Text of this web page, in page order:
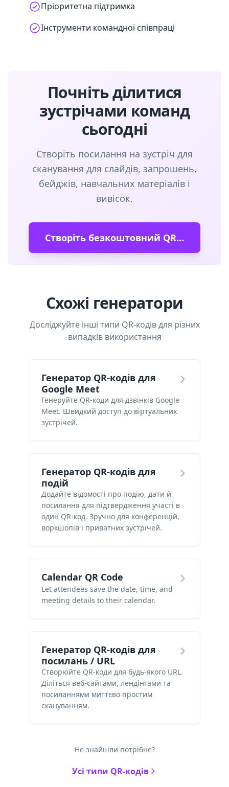
Пріоритетна підтримка
Інструменти командної співпраці
Почніть ділитися
зустрічами команд
сьогодні
Створіть посилання на зустріч для
сканування для слайдів, запрошень,
бейджів, навчальних матеріалів і
вивісок.
Створіть безкоштовний QR-код
Схожі генератори
Досліджуйте інші типи QR-кодів для різних
випадків використання
Генератор QR-кодів для
Google Meet
Генеруйте QR-коди для дзвінків Google
Meet. Швидкий доступ до віртуальних
зустрічей.
Генератор QR-кодів для
подій
Додайте відомості про подію, дати й
посилання для підтвердження участі в
один QR-код. Зручно для конференцій,
воркшопів і приватних зустрічей.
Calendar QR Code
Let attendees save the date, time, and
meeting details to their calendar.
Генератор QR-кодів для
посилань / URL
Створюйте QR-коди для будь-якого URL.
Діліться веб-сайтами, лендінгами та
посиланнями миттєво простим
скануванням.
Не знайшли потрібне?
Усі типи QR-кодів